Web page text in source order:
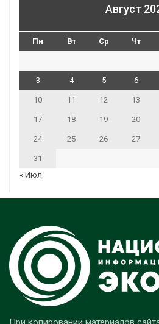
Август
Пн Вт Ср Чт
3 4 5 6
10 11 12 13
17 18 19 20
24 25 26 27
31
« Июл